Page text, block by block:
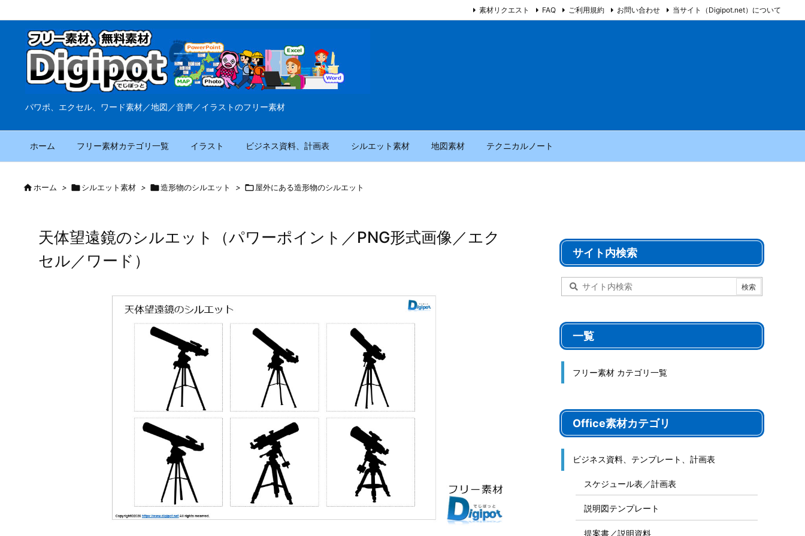
パワポ、エクセル、ワード素材／地図／音声／イラストのフリー素材
ホーム フリー素材カテゴリ一覧 イラスト ビジネス資料、計画表 シルエット素材 地図素材 テクニカルノート
素材リクエスト FAQ ご利用規約 お問い合わせ 当サイト（Digipot.net）について
ホーム > シルエット素材 > 造形物のシルエット > 屋外にある造形物のシルエット
天体望遠鏡のシルエット（パワーポイント／PNG形式画像／エク
セル／ワード）
サイト内検索
一覧
フリー素材 カテゴリ一覧
Office素材カテゴリ
ビジネス資料、テンプレート、計画表
スケジュール表／計画表
説明図テンプレート
提案書／説明資料